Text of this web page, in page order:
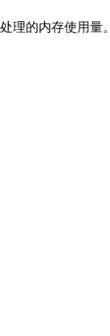
理的内存使用量。